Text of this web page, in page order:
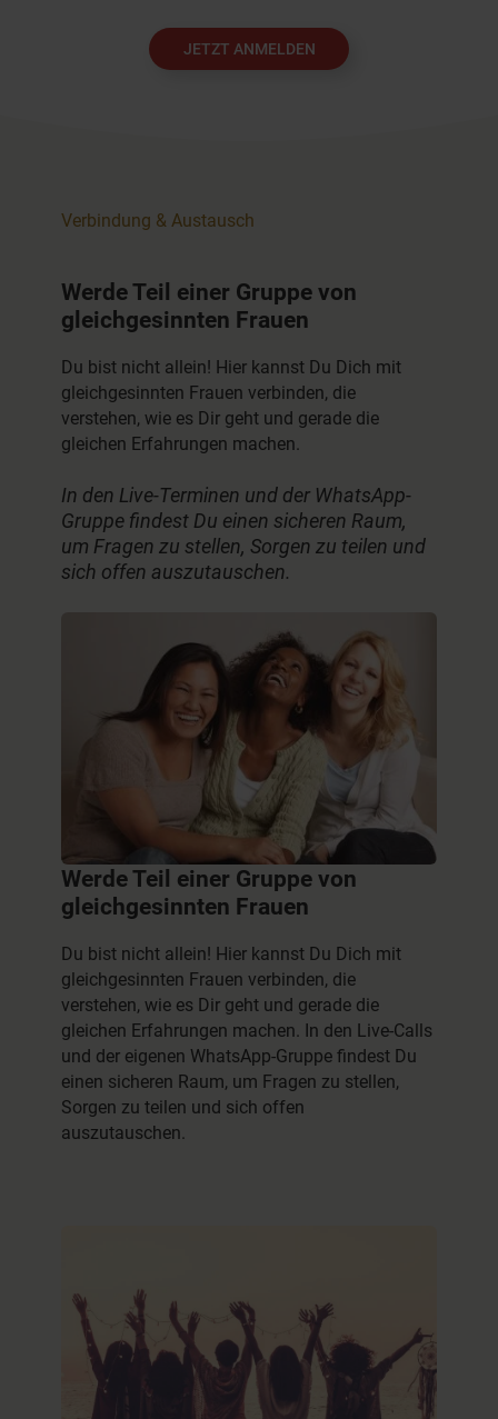
JETZT ANMELDEN
Verbindung & Austausch
Werde Teil einer Gruppe von
gleichgesinnten Frauen
Du bist nicht allein! Hier kannst Du Dich mit
gleichgesinnten Frauen verbinden, die
verstehen, wie es Dir geht und gerade die
gleichen Erfahrungen machen.
In den Live-Terminen und der WhatsApp-
Gruppe findest Du einen sicheren Raum,
um Fragen zu stellen, Sorgen zu teilen und
sich offen auszutauschen.
Werde Teil einer Gruppe von
gleichgesinnten Frauen
Du bist nicht allein! Hier kannst Du Dich mit
gleichgesinnten Frauen verbinden, die
verstehen, wie es Dir geht und gerade die
gleichen Erfahrungen machen. In den Live-Calls
und der eigenen WhatsApp-Gruppe findest Du
einen sicheren Raum, um Fragen zu stellen,
Sorgen zu teilen und sich offen
auszutauschen.